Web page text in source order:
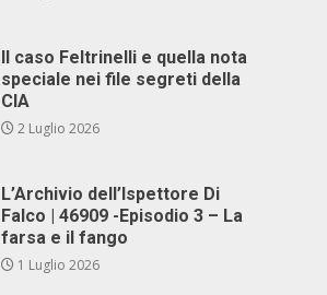
Il caso Feltrinelli e quella nota
speciale nei file segreti della
CIA
2 Luglio 2026
L’Archivio dell’Ispettore Di
Falco | 46909 -Episodio 3 – La
farsa e il fango
1 Luglio 2026